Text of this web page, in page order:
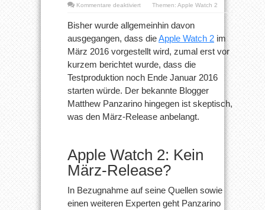
Kommentare deaktiviertfür
Watch
2:
Doch
März-
Release?
Themen: Apple Watch 2
Bisher wurde allgemeinhin davon
ausgegangen, dass dieApple Watch 2 im
März 2016 vorgestellt wird, zumal erst vor
kurzem berichtet wurde, dass die
Testproduktion noch Ende Januar 2016
starten würde. Der bekannte Blogger
Matthew Panzarino hingegen ist skeptisch,
was den März-Release anbelangt.
Apple Watch 2: Kein
März-Release?
In Bezugnahme auf seine Quellen sowie
einen weiteren Experten geht Panzarino